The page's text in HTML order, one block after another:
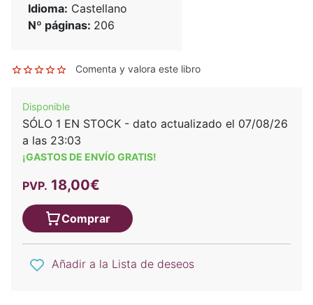
Idioma: Castellano
Nº páginas: 206
Comenta y valora este libro
Disponible
SÓLO 1 EN STOCK - dato actualizado el 07/08/26
a las 23:03
¡GASTOS DE ENVÍO GRATIS!
PVP. 18,00€
Comprar
Añadir a la Lista de deseos